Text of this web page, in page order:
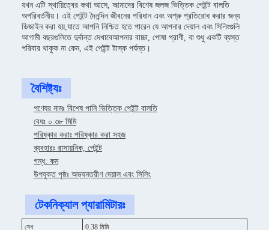
যখন এটি স্থায়িত্বের কথা আসে, আমাদের বিশেষ জলজ ভিত্তিক পেইন্ট বালতি
অপরিবর্তনীয়। এই পেইন্ট দৈনন্দিন জীবনের পরিধান এবং অশ্রু প্রতিরোধ করার জন্য
ডিজাইন করা হয়,যাতে আপনি নিশ্চিত হতে পারেন যে আপনার দেয়াল এবং সিলিংগুলি
আগামী বছরগুলিতে দুর্দান্ত দেখাবেআপনার বাচ্চা, পোষা প্রাণী, বা শুধু একটি ব্যস্ত
পরিবার থাকুক না কেন, এই পেইন্ট টাস্ক পর্যন্ত।
বৈশিষ্ট্যঃ
পণ্যের নামঃ বিশেষ পানি ভিত্তিক পেইন্ট বালতি
বেধঃ ০.৩৮ মিমি
পরিষ্কার করাঃ পরিষ্কার করা সহজ
ব্যবহারঃ রাসায়নিক, পেইন্ট
গন্ধ: কম
উপযুক্ত পৃষ্ঠঃ অভ্যন্তরীণ দেয়াল এবং সিলিং
টেকনিক্যাল প্যারামিটারঃ
বেধ
0.38 মিমি